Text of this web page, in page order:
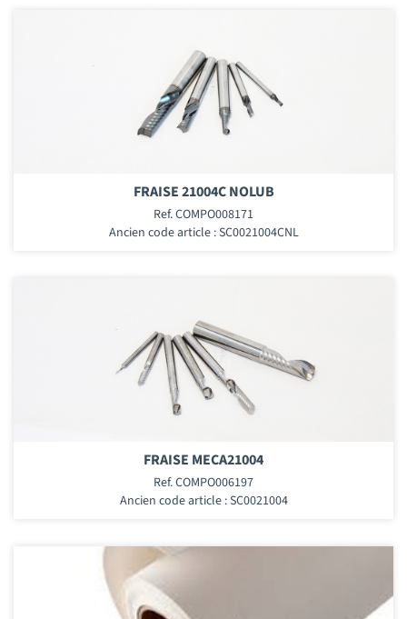
FRAISE 21004C NOLUB
Ref. COMPO008171
Ancien code article : SC0021004CNL
FRAISE MECA21004
Ref. COMPO006197
Ancien code article : SC0021004